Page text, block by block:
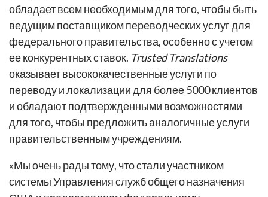
обладает всем необходимым для того, чтобы быть
ведущим поставщиком переводческих услуг для
федерального правительства, особенно с учетом
ее конкурентных ставок. Trusted Translations
оказывает высококачественные услуги по
переводу и локализации для более 5000 клиентов
и обладают подтвержденными возможностями
для того, чтобы предложить аналогичные услуги
правительственным учреждениям.
«Мы очень рады тому, что стали участником
системы Управления служб общего назначения